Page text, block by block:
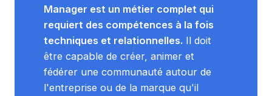
Manager est un métier complet qui
requiert des compétences à la fois
techniques et relationnelles. Il doit
être capable de créer, animer et
fédérer une communauté autour de
l'entreprise ou de la marque qu'il